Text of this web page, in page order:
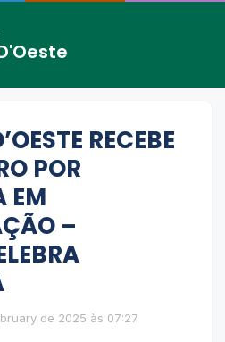
RECEBE
POR
EM
–
de 2025 às 07:27